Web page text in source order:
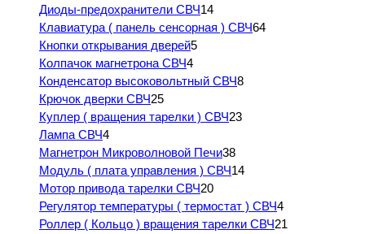
Диоды-предохранители СВЧ14
Клавиатура ( панель сенсорная ) СВЧ64
Кнопки открывания дверей5
Колпачок магнетрона СВЧ4
Конденсатор высоковольтный СВЧ8
Крючок дверки СВЧ25
Куплер ( вращения тарелки ) СВЧ23
Лампа СВЧ4
Магнетрон Микроволновой Печи38
Модуль ( плата управления ) СВЧ14
Мотор привода тарелки СВЧ20
Регулятор температуры ( термостат ) СВЧ4
Роллер ( Кольцо ) вращения тарелки СВЧ21